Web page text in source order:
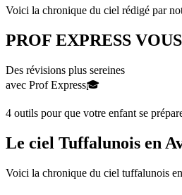
Voici la chronique du ciel rédigé par
PROF EXPRESS
Des révisions plus sereines
avec Prof Express🎓
4 outils pour que votre enfant se
Le ciel Tuffalunois en
Voici la chronique du ciel tuffalunois